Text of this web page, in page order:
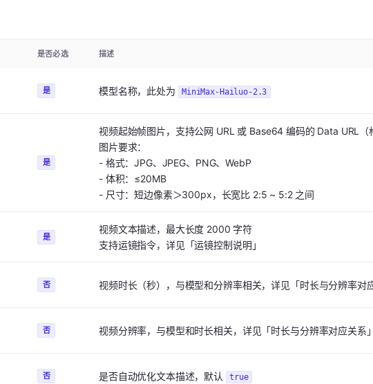
是否必选 描述
是 模型名称，此处为 MiniMax-Hailuo-2.3
是
视频起始帧图片，支持公网 URL 或 Base64 编码的 Data URL（
图片要求：
- 格式：JPG、JPEG、PNG、WebP
- 体积：≤20MB
- 尺寸：短边像素＞300px，长宽比 2:5 ~ 5:2 之间
是
视频文本描述，最大长度 2000 字符
支持运镜指令，详见「运镜控制说明」
否 视频时长（秒），与模型和分辨率相关，详见「时长与分辨率对
否 视频分辨率，与模型和时长相关，详见「时长与分辨率对应关系
否 是否自动优化文本描述，默认 true